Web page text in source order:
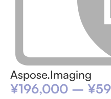
Aspose.Imaging
¥196,000 – ¥